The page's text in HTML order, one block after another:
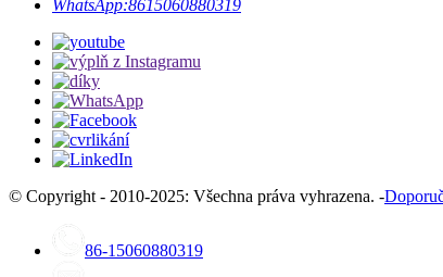
WhatsApp:8615060880319
© Copyright - 2010-2025: Všechna práva vyhrazena. -
86-15060880319